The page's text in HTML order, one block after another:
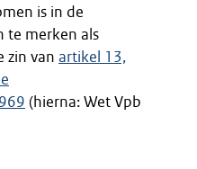
is in de
te merken als
zin van artikel 13,
(hierna: Wet Vpb